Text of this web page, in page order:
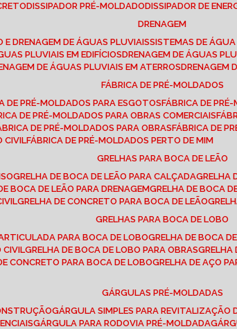
DISSIPADOR PRÉ-MOLDADO DISSIPADOR DE
DRENAGEM
E DRENAGEM DE ÁGUAS PLUVIAIS SISTEMAS DE
PLUVIAIS EM EDIFÍCIOS DRENAGEM DE ÁGUAS
DE ÁGUAS PLUVIAIS EM ATERROS
FÁBRICA DE PRÉ-MOLDADOS
DE PRÉ-MOLDADOS PARA ESGOTOS FÁBRICA DE
DE PRÉ-MOLDADOS PARA OBRAS COMERCIAIS
DE PRÉ-MOLDADOS PARA OBRAS FÁBRICA DE
CIVIL FÁBRICA DE PRÉ-MOLDADOS PERTO DE MIM
GRELHAS PARA BOCA DE LEÃO
GRELHA DE BOCA DE LEÃO PARA CALÇADA
DE BOCA DE LEÃO PARA DRENAGEM GRELHA DE BOCA
GRELHA DE CONCRETO PARA BOCA DE LEÃO
GRELHAS PARA BOCA DE LOBO
ARTICULADA PARA BOCA DE LOBO
GRELHA DE BOCA
CIVIL
GRELHA DE BOCA DE LOBO PARA OBRAS
DE CONCRETO PARA BOCA DE LOBO GRELHA DE AÇO
GÁRGULAS PRÉ-MOLDADAS
GÁRGULA SIMPLES PARA REVITALIZAÇÃO
GÁRGULA PARA RODOVIA PRÉ-MOLDADA